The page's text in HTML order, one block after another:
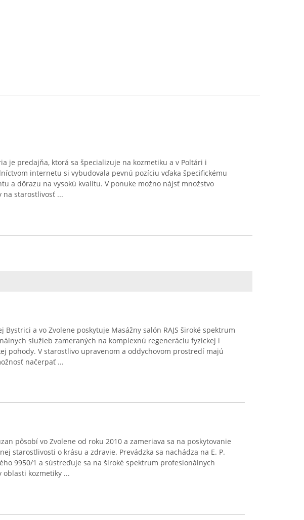
je predajňa, ktorá sa špecializuje na kozmetiku a v Poltári i
internetu si vybudovala pevnú pozíciu vďaka špecifickému
a dôrazu na vysokú kvalitu. V ponuke možno nájsť množstvo
na starostlivosť ...
Bystrici a vo Zvolene poskytuje Masážny salón RAJS široké spektrum
služieb zameraných na komplexnú regeneráciu fyzickej i
pohody. V starostlivo upravenom a oddychovom prostredí majú
načerpať ...
pôsobí vo Zvolene od roku 2010 a zameriava sa na poskytovanie
starostlivosti o krásu a zdravie. Prevádzka sa nachádza na E. P.
9950/1 a sústreďuje sa na široké spektrum profesionálnych
oblasti kozmetiky ...